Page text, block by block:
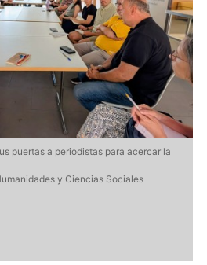
puertas a periodistas para acercar la
y Ciencias Sociales